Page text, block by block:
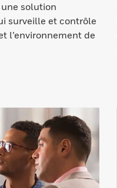
solution
surveille et contrôle
l’environnement de